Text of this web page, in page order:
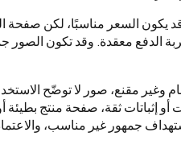
يكون السعر مناسبًا، لكن صفحة
الدفع معقدة. وقد تكون الصور
مقنع، صور لا توضّح الاستخدام
إثباتات ثقة، صفحة منتج بطيئة
جمهور غير مناسب،